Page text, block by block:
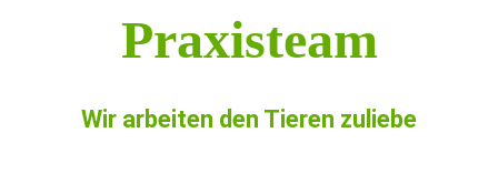
Praxisteam
Wir arbeiten den Tieren zuliebe